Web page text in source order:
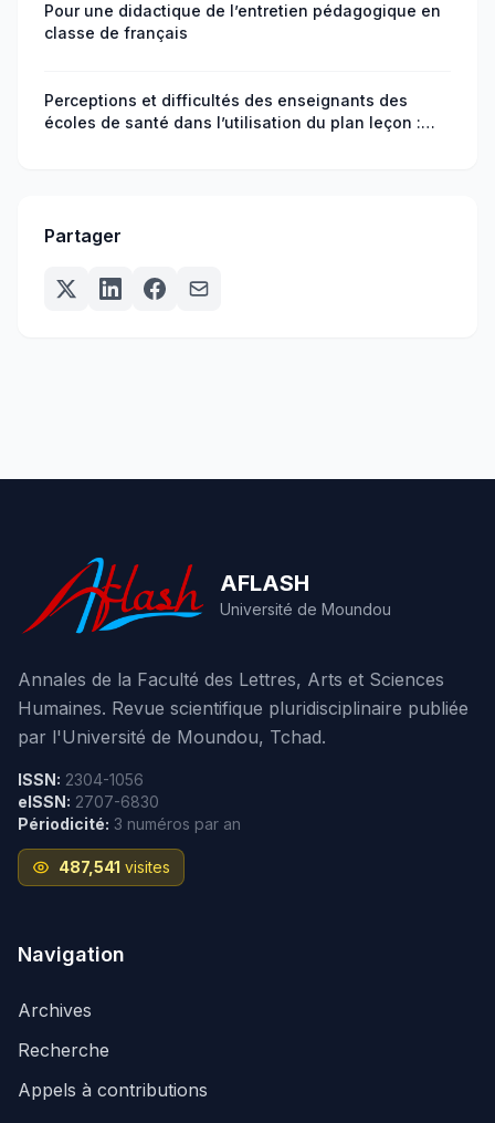
Pour une didactique de l’entretien pédagogique en
classe de français
Perceptions et difficultés des enseignants des
écoles de santé dans l’utilisation du plan leçon :
Partager
AFLASH
Université de Moundou
Annales de la Faculté des Lettres, Arts et Sciences
Humaines. Revue scientifique pluridisciplinaire publiée
par l'Université de Moundou, Tchad.
ISSN: 2304-1056
eISSN: 2707-6830
Périodicité: 3 numéros par an
487,541 visites
Navigation
Archives
Recherche
Appels à contributions